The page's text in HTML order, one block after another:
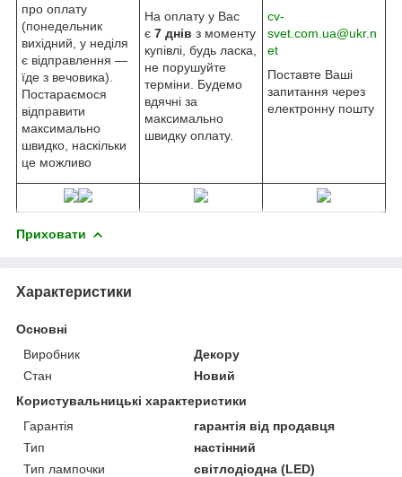
про оплату
(понедельник
вихідний, у неділя
є відправлення —
їде з вечовика).
Постараємося
відправити
максимально
швидко, наскільки
це можливо
На оплату у Вас
є 7 днів з моменту
купівлі, будь ласка,
не порушуйте
терміни. Будемо
вдячні за
максимально
швидку оплату.
cv-
svet.com.ua@ukr.n
et
Поставте Ваші
запитання через
електронну пошту
Приховати
Характеристики
Основні
Виробник
Декору
Стан
Новий
Користувальницькі характеристики
Гарантія
гарантія від продавця
Тип
настінний
Тип лампочки
світлодіодна (LED)